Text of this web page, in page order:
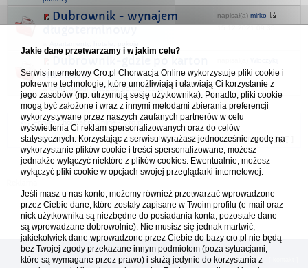
Dubrownik - wynajem
napisał(a) mirko
na rower ?
wCeny, usługi, przepisy, porady różne 03.07.2022 14:45
Forum Chorwacja Online - Cro.pl
Usuń ciasteczka• Strefa czasowa: UTC + 1 (Polska - czas zimowy) [ DST
[reklama ] [
Jakie dane przetwarzamy i w jakim celu?
Serwis internetowy Cro.pl Chorwacja Online wykorzystuje pliki cookie i
pokrewne technologie, które umożliwiają i ułatwiają Ci korzystanie z
jego zasobów (np. utrzymują sesję użytkownika). Ponadto, pliki cookie
mogą być założone i wraz z innymi metodami zbierania preferencji
wykorzystywane przez naszych zaufanych partnerów w celu
wyświetlenia Ci reklam spersonalizowanych oraz do celów
statystycznych. Korzystając z serwisu wyrażasz jednocześnie zgodę na
wykorzystanie plików cookie i treści spersonalizowane, możesz
jednakże wyłączyć niektóre z plików cookies. Ewentualnie, możesz
wyłączyć pliki cookie w opcjach swojej przeglądarki internetowej.
Jeśli masz u nas konto, możemy również przetwarzać wprowadzone
przez Ciebie dane, które zostały zapisane w Twoim profilu (e-mail oraz
nick użytkownika są niezbędne do posiadania konta, pozostałe dane
są wprowadzane dobrowolnie). Nie musisz się jednak martwić,
jakiekolwiek dane wprowadzone przez Ciebie do bazy cro.pl nie będą
bez Twojej zgody przekazane innym podmiotom (poza sytuacjami,
które są wymagane przez prawo) i służą jedynie do korzystania z